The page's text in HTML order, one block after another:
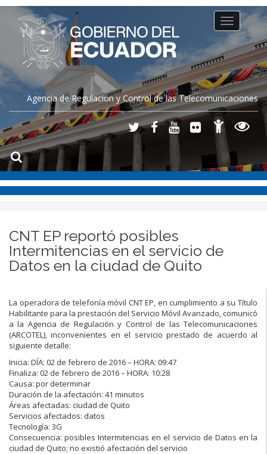
Agencia de Regulación y Control de las Telecomunicaciones
Toggle
navigation
CNT EP reportó posibles
Intermitencias en el servicio de
Datos en la ciudad de Quito
La operadora de telefonía móvil CNT EP, en cumplimiento a su Título
Habilitante para la prestación del Servicio Móvil Avanzado, comunicó
a la Agencia de Regulación y Control de las Telecomunicaciones
(ARCOTEL), inconvenientes en el servicio prestado de acuerdo al
siguiente detalle:
Inicia: DÍA: 02 de febrero de 2016 – HORA: 09:47
Finaliza: 02 de febrero de 2016 – HORA: 10:28
Causa: por determinar
Duración de la afectación: 41 minutos
Áreas afectadas: ciudad de Quito
Servicios afectados: datos
Tecnología: 3G
Consecuencia: posibles Intermitencias en el servicio de Datos en la
ciudad de Quito; no existió afectación del servicio